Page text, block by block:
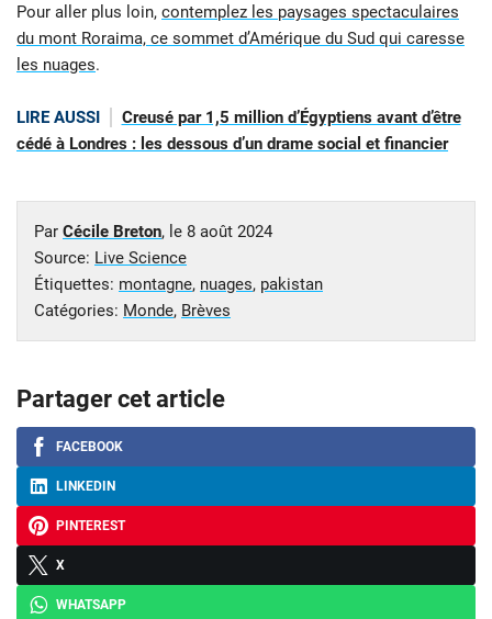
Pour aller plus loin, contemplez les paysages spectaculaires
du mont Roraima, ce sommet d’Amérique du Sud qui caresse
les nuages.
LIRE AUSSI
Creusé par 1,5 million d’Égyptiens avant d’être
cédé à Londres : les dessous d’un drame social et financier
Par Cécile Breton, le 8 août 2024
Source: Live Science
Étiquettes: montagne, nuages, pakistan
Catégories: Monde, Brèves
Partager cet article
FACEBOOK
LINKEDIN
PINTEREST
X
WHATSAPP